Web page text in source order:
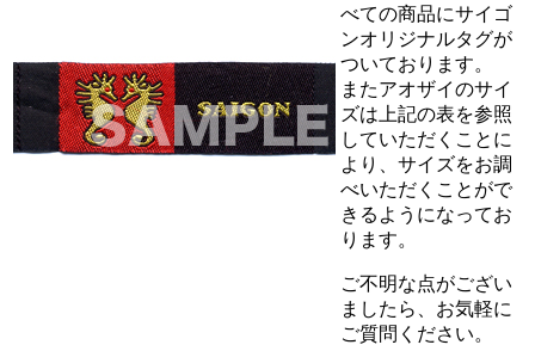
べての商品にサイゴ
ンオリジナルタグが
ついております。
またアオザイのサイ
ズは上記の表を参照
していただくことに
より、サイズをお調
べいただくことがで
きるようになってお
ります。
ご不明な点がござい
ましたら、お気軽に
ご質問ください。